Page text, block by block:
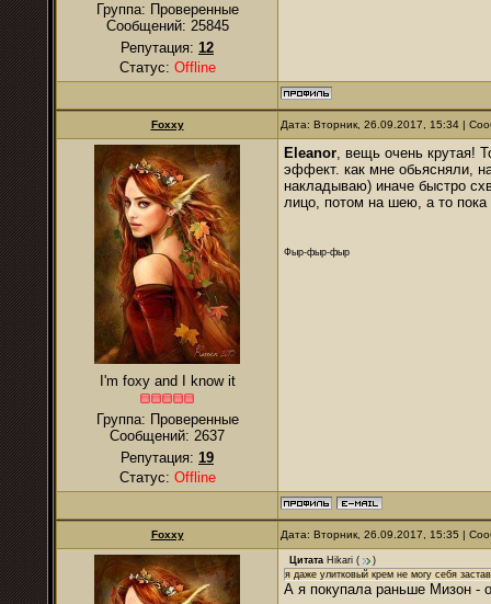
Группа: Проверенные
Сообщений: 25845
Репутация: 12
Статус: Offline
Foxxy Дата: Вторник, 26.09.2017, 15:34 |
I'm foxy and I know it
Группа: Проверенные
Сообщений: 2637
Репутация: 19
Статус: Offline
Eleanor, вещь очень крутая!
эффект. как мне обьясняли,
накладываю) иначе быстро
лицо, потом на шею, а то
Фыр-фыр-фыр
Foxxy Дата: Вторник, 26.09.2017, 15:35 |
Цитата Hikari (
)
я даже улитковый крем не могу себя
А я покупала раньше Мизон -